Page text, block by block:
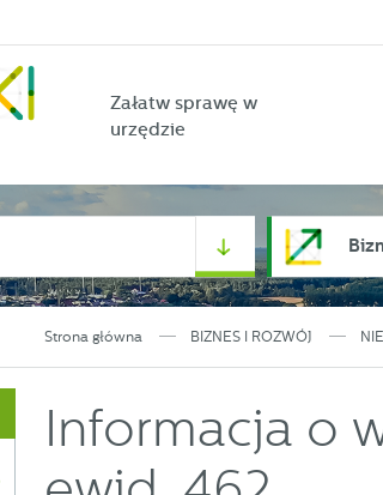
Załatw sprawę w
urzędzie
Strona główna BIZNES I ROZWÓJ
Informacja o